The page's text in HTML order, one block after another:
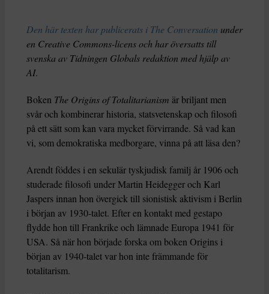
Den här texten har publicerats i The Conversation under
en Creative Commons-licens och har översatts till
svenska av Tidningen Globals redaktion med hjälp av
AI.
Boken The Origins of Totalitarianism är briljant men
svår och kombinerar historia, statsvetenskap och filosofi
på ett sätt som kan vara mycket förvirrande. Så vad kan
vi, som demokratiska medborgare, vinna på att läsa den?
Arendt föddes i en sekulär tyskjudisk familj år 1906 och
studerade filosofi under Martin Heidegger och Karl
Jaspers innan hon övergick till sionistisk aktivism i Berlin
i början av 1930-talet. Efter en kontakt med gestapo
flydde hon till Frankrike och lämnade Europa 1941 för
USA. Så när hon började forska om boken Origins i
början av 1940-talet var hon inte främmande för
totalitarism.